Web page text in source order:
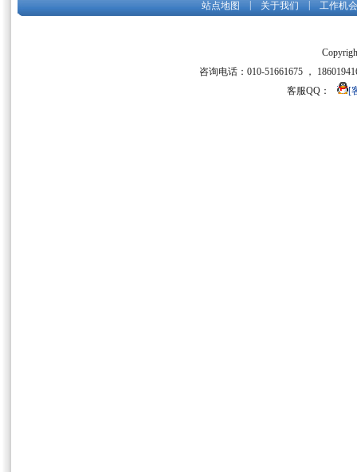
站点地图 关于我们 工作机会
咨询电话：010-51661675 ，
客服QQ：
[